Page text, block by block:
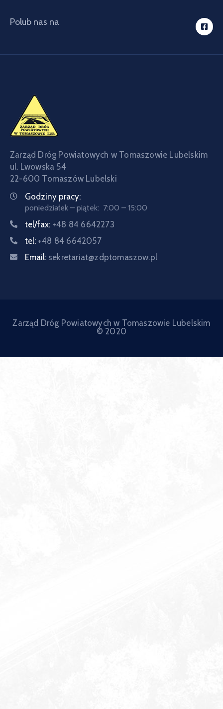
Polub nas na
Zarząd Dróg Powiatowych w Tomaszowie Lubelskim
ul. Lwowska 54
22-600 Tomaszów Lubelski
Godziny pracy:
poniedziałek – piątek: 7:00 – 15:00
tel/fax: +48 84 6642273
tel: +48 84 6642057
Email: sekretariat@zdptomaszow.pl
Zarząd Dróg Powiatowych w Tomaszowie Lubelskim
© 2020